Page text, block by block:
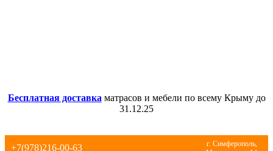
Бесплатная доставка матрасов и мебели по всему Крыму до
31.12.25
+7(978)216-00-63
г. Симферополь,